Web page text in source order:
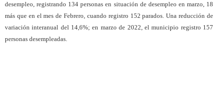
desempleo, registrando 134 personas en situación de desempleo en marzo, 18
más que en el mes de Febrero, cuando registro 152 parados. Una reducción de
variación interanual del 14,6%; en marzo de 2022, el municipio registro 157
personas desempleadas.